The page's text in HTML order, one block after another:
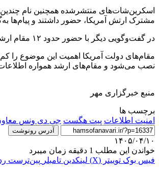
مشترک ارتش آمریکا، حضور داشتند و
در گفت‌وگویی دیگر با حضور حدود ۱۲ مقام ارشد، از جمله جی‌دی ونس، هگست و هاوارد لوتنیک، وزیر بازرگانی آمریکا، پیام‌ها پس از یک هفته به‌صورت خودکار پاک می‌شدند.
مقام‌های دولت آمریکا اهمیت این موضوع را
نصب می‌شود و مقام‌های ارشد همواره
منبع خبرگزاری مهر
برچسب ها
امنیت اطلاعات پیت هگست جی دی ونس
آدرس رونوشت
۱۴۰۵/۰۴/۱۰
خواندن این مطلب 1 دقیقه زمان میبرد
فیس بوک توییتر (X) لینکدین ‫تامبلر ‫پین‌ترست